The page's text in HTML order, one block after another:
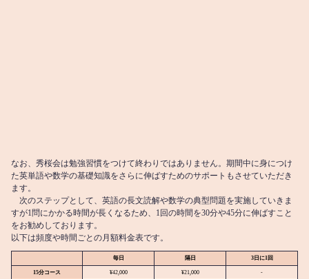
なお、秀桜会は勉強習慣をつけて終わりではありません。期間中に身につけ
た英単語や数学の基礎知識をさらに伸ばすためのサポートもさせていただき
ます。
次のステップとして、英語の長文読解や数学の典型問題を実施していきま
すが1問にかかる時間が長くなるため、1回の時間を30分や45分に伸ばすこと
をお勧めしております。
以下は頻度や時間ごとの月額料金表です。
毎日 隔日 3日に1回
15分コース ¥42,000 ¥21,000 -